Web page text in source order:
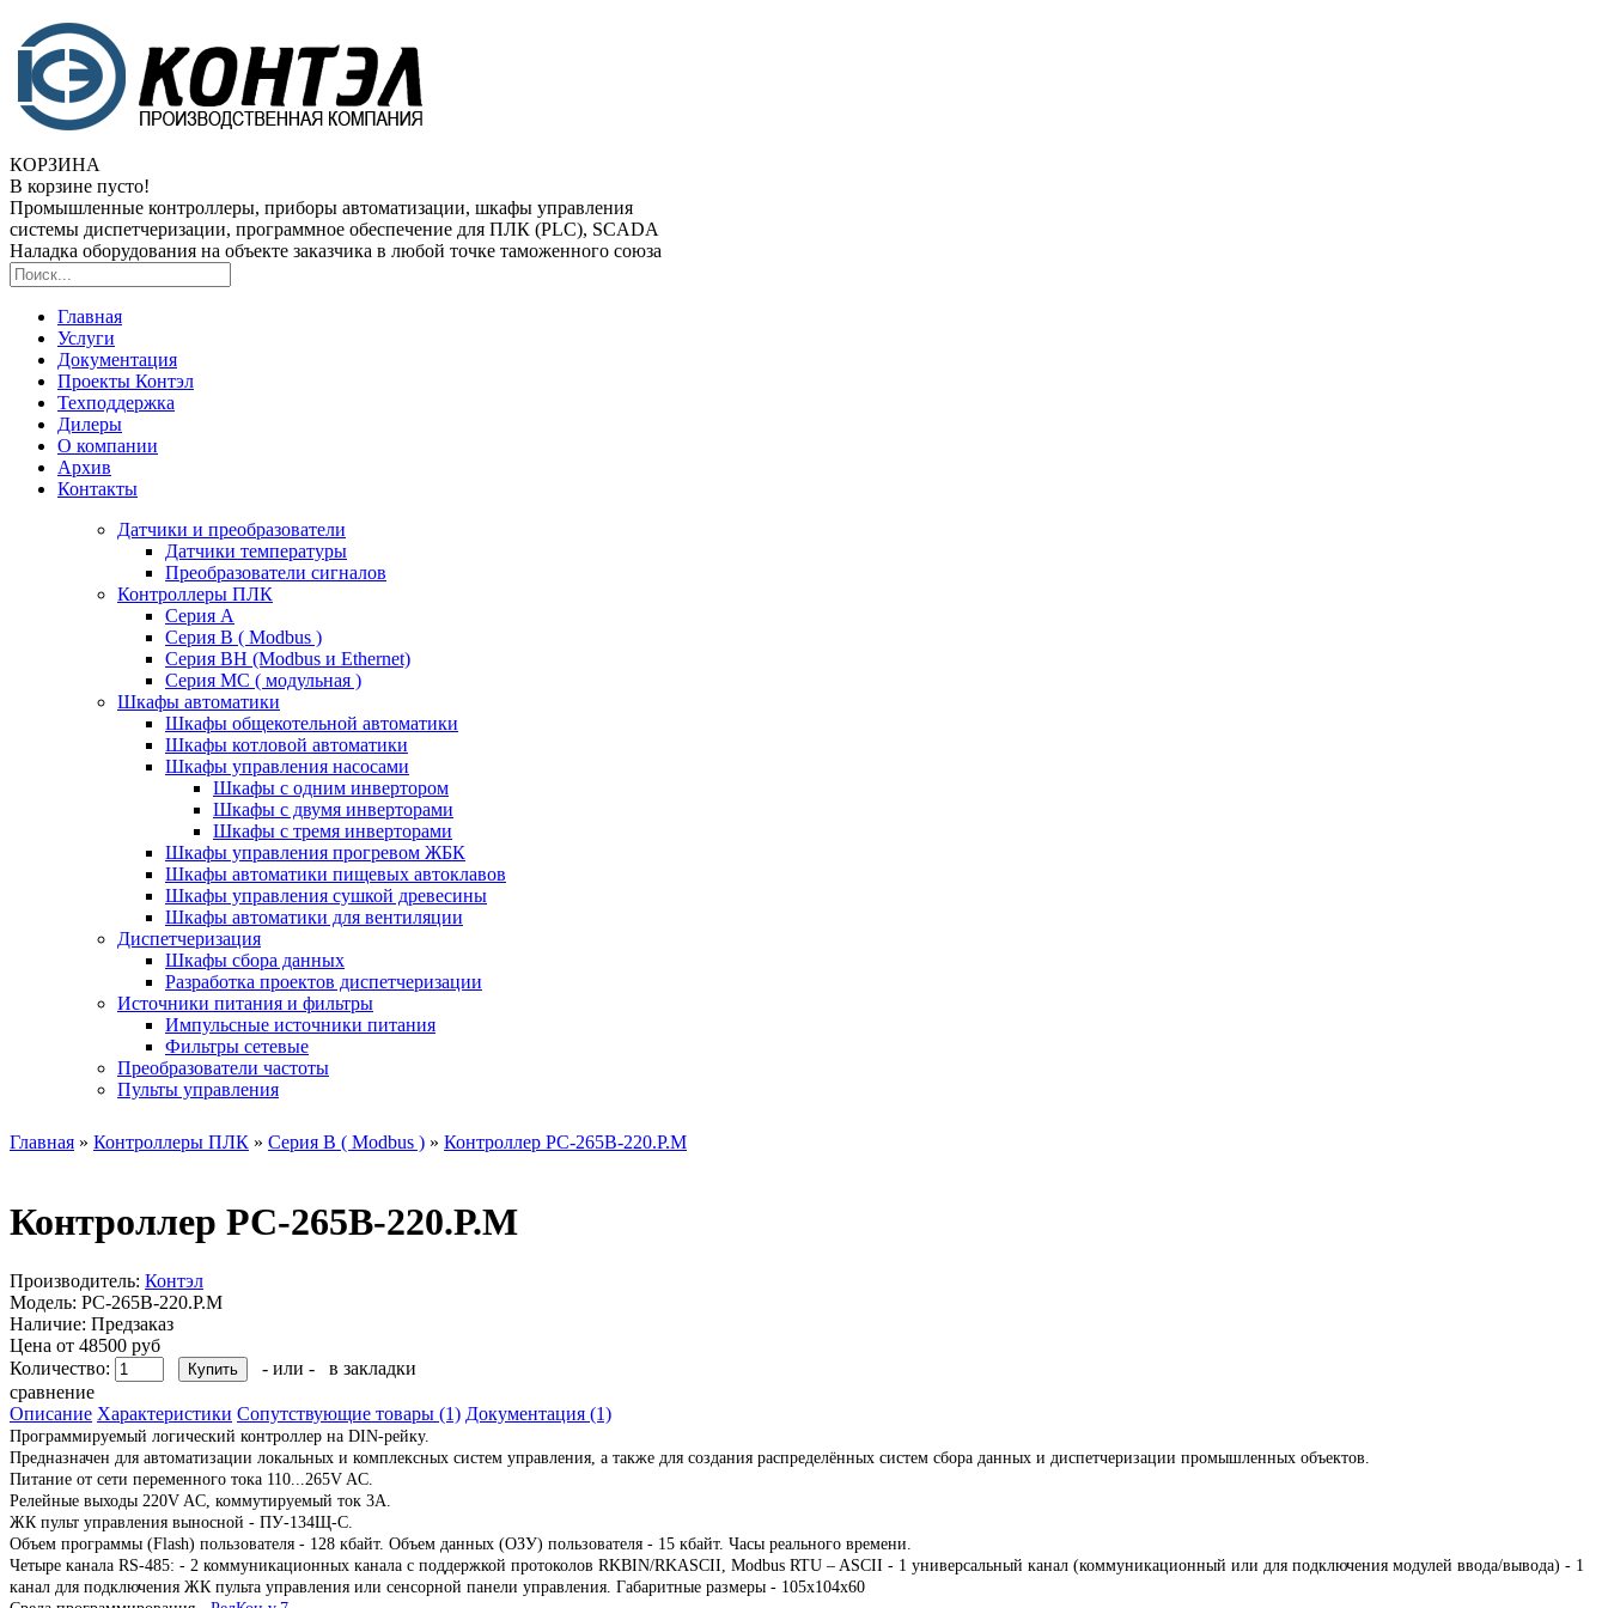
КОРЗИНА
В корзине пусто!
Промышленные контроллеры, приборы автоматизации, шкафы управления
системы диспетчеризации, программное обеспечение для ПЛК (PLC), SCADA
Наладка оборудования на объекте заказчика в любой точке таможенного союза
Главная
Услуги
Документация
Проекты Контэл
Техподдержка
Дилеры
О компании
Архив
Контакты
Датчики и преобразователи
Датчики температуры
Преобразователи сигналов
Контроллеры ПЛК
Серия A
Серия В ( Modbus )
Серия BH (Modbus и Ethernet)
Серия MC ( модульная )
Шкафы автоматики
Шкафы общекотельной автоматики
Шкафы котловой автоматики
Шкафы управления насосами
Шкафы с одним инвертором
Шкафы с двумя инверторами
Шкафы с тремя инверторами
Шкафы управления прогревом ЖБК
Шкафы автоматики пищевых автоклавов
Шкафы управления сушкой древесины
Шкафы автоматики для вентиляции
Диспетчеризация
Шкафы сбора данных
Разработка проектов диспетчеризации
Источники питания и фильтры
Импульсные источники питания
Фильтры сетевые
Преобразователи частоты
Пульты управления
Главная » Контроллеры ПЛК » Серия В ( Modbus ) » Контроллер РС-265B-220.Р.М
Контроллер РС-265B-220.Р.М
Производитель: Контэл
Модель: РС-265B-220.Р.М
Наличие: Предзаказ
Цена от 48500 руб
Количество:
- или -
в закладки
сравнение
Описание Характеристики Сопутствующие товары (1) Документация (1)
Программируемый логический контроллер на DIN-рейку.
Предназначен для автоматизации локальных и комплексных систем управления, а также для создания распределённых систем сбора данных и диспетчеризации промышленных объектов.
Питание от сети переменного тока 110...265V AC.
Релейные выходы 220V AC, коммутируемый ток 3А.
ЖК пульт управления выносной - ПУ-134Щ-С.
Объем программы (Flash) пользователя - 128 кбайт. Объем данных (ОЗУ) пользователя - 15 кбайт. Часы реального времени.
Четыре канала RS-485: - 2 коммуникационных канала с поддержкой протоколов RKBIN/RKASCII, Modbus RTU – ASCII - 1 универсальный канал (коммуникационный или для подключения модулей ввода/вывода) - 1
канал для подключения ЖК пульта управления или сенсорной панели управления. Габаритные размеры - 105х104х60